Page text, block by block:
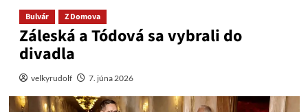
Bulvár Z Domova
Záleská a Tódová sa vybrali do
divadla
velkyrudolf 7. júna 2026